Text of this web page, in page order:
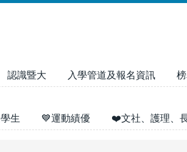
認識暨大 入學管道及報名資訊
生 💙運動績優 ❤️文社、護理、